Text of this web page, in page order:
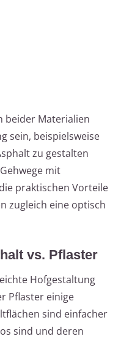
beider Materialien
sein, beispielsweise
zu gestalten
mit
praktischen Vorteile
zugleich eine optisch
vs. Pflaster
Hofgestaltung
Pflaster einige
sind einfacher
sind und deren